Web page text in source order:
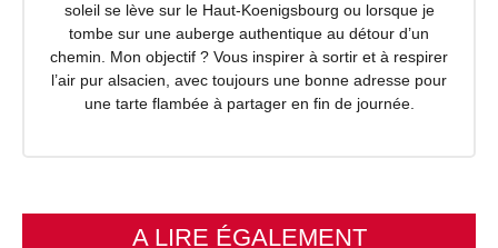
soleil se lève sur le Haut-Koenigsbourg ou lorsque je
tombe sur une auberge authentique au détour d’un
chemin. Mon objectif ? Vous inspirer à sortir et à respirer
l’air pur alsacien, avec toujours une bonne adresse pour
une tarte flambée à partager en fin de journée.
A LIRE ÉGALEMENT